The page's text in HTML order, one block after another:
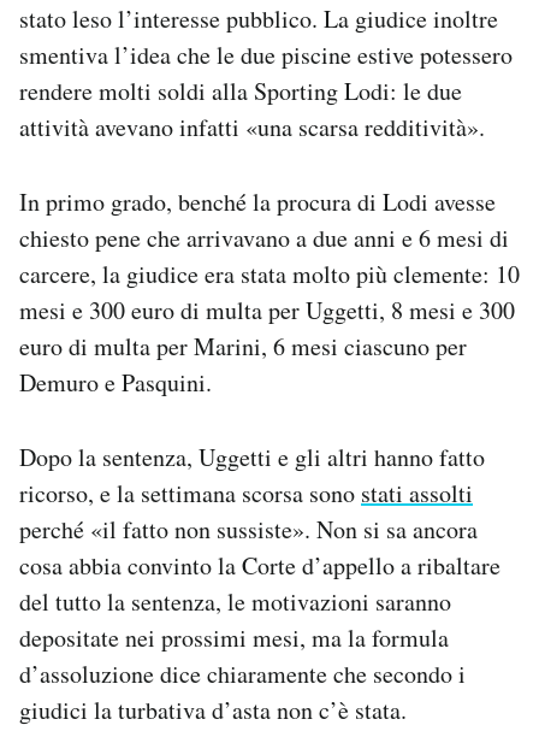
stato leso l’interesse pubblico. La giudice inoltre
smentiva l’idea che le due piscine estive potessero
rendere molti soldi alla Sporting Lodi: le due
attività avevano infatti «una scarsa redditività».
In primo grado, benché la procura di Lodi avesse
chiesto pene che arrivavano a due anni e 6 mesi di
carcere, la giudice era stata molto più clemente: 10
mesi e 300 euro di multa per Uggetti, 8 mesi e 300
euro di multa per Marini, 6 mesi ciascuno per
Demuro e Pasquini.
Dopo la sentenza, Uggetti e gli altri hanno fatto
ricorso, e la settimana scorsa sono stati assolti
perché «il fatto non sussiste». Non si sa ancora
cosa abbia convinto la Corte d’appello a ribaltare
del tutto la sentenza, le motivazioni saranno
depositate nei prossimi mesi, ma la formula
d’assoluzione dice chiaramente che secondo i
giudici la turbativa d’asta non c’è stata.